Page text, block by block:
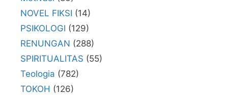
NOVEL FIKSI (14)
PSIKOLOGI (129)
RENUNGAN (288)
SPIRITUALITAS (55)
Teologia (782)
TOKOH (126)